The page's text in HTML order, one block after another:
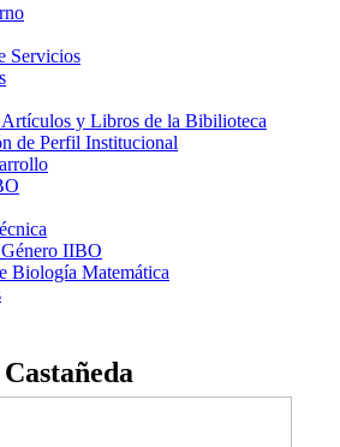
Servicios
y Libros de la Bibilioteca
de Perfil Institucional
IIBO
Biología Matemática